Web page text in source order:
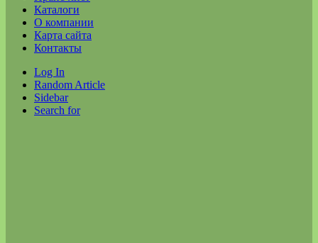
Каталоги
О компании
Карта сайта
Контакты
Log In
Random Article
Sidebar
Search for